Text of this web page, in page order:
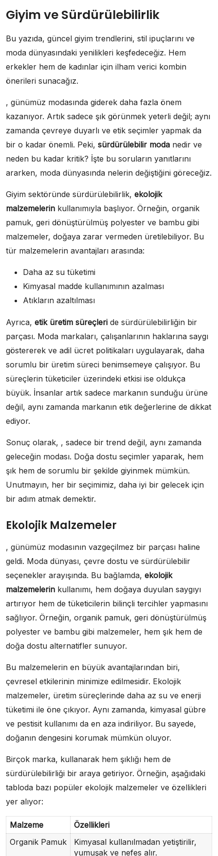
Giyim ve Sürdürülebilirlik
Bu yazıda, güncel giyim trendlerini, stil ipuçlarını ve
moda dünyasındaki yenilikleri keşfedeceğiz. Hem
erkekler hem de kadınlar için ilham verici kombin
önerileri sunacağız.
, günümüz modasında giderek daha fazla önem
kazanıyor. Artık sadece şık görünmek yeterli değil; aynı
zamanda çevreye duyarlı ve etik seçimler yapmak da
bir o kadar önemli. Peki, sürdürülebilir moda nedir ve
neden bu kadar kritik? İşte bu soruların yanıtlarını
ararken, moda dünyasında nelerin değiştiğini göreceğiz.
Giyim sektöründe sürdürülebilirlik, ekolojik
malzemelerin kullanımıyla başlıyor. Örneğin, organik
pamuk, geri dönüştürülmüş polyester ve bambu gibi
malzemeler, doğaya zarar vermeden üretilebiliyor. Bu
tür malzemelerin avantajları arasında:
Daha az su tüketimi
Kimyasal madde kullanımının azalması
Atıkların azaltılması
Ayrıca, etik üretim süreçleri de sürdürülebilirliğin bir
parçası. Moda markaları, çalışanlarının haklarına saygı
göstererek ve adil ücret politikaları uygulayarak, daha
sorumlu bir üretim süreci benimsemeye çalışıyor. Bu
süreçlerin tüketiciler üzerindeki etkisi ise oldukça
büyük. İnsanlar artık sadece markanın sunduğu ürüne
değil, aynı zamanda markanın etik değerlerine de dikkat
ediyor.
Sonuç olarak, , sadece bir trend değil, aynı zamanda
geleceğin modası. Doğa dostu seçimler yaparak, hem
şık hem de sorumlu bir şekilde giyinmek mümkün.
Unutmayın, her bir seçimimiz, daha iyi bir gelecek için
bir adım atmak demektir.
Ekolojik Malzemeler
, günümüz modasının vazgeçilmez bir parçası haline
geldi. Moda dünyası, çevre dostu ve sürdürülebilir
seçenekler arayışında. Bu bağlamda, ekolojik
malzemelerin kullanımı, hem doğaya duyulan saygıyı
artırıyor hem de tüketicilerin bilinçli tercihler yapmasını
sağlıyor. Örneğin, organik pamuk, geri dönüştürülmüş
polyester ve bambu gibi malzemeler, hem şık hem de
doğa dostu alternatifler sunuyor.
Bu malzemelerin en büyük avantajlarından biri,
çevresel etkilerinin minimize edilmesidir. Ekolojik
malzemeler, üretim süreçlerinde daha az su ve enerji
tüketimi ile öne çıkıyor. Aynı zamanda, kimyasal gübre
ve pestisit kullanımı da en aza indiriliyor. Bu sayede,
doğanın dengesini korumak mümkün oluyor.
Birçok marka, kullanarak hem şıklığı hem de
sürdürülebilirliği bir araya getiriyor. Örneğin, aşağıdaki
tabloda bazı popüler ekolojik malzemeler ve özellikleri
yer alıyor:
Malzeme
Özellikleri
Organik Pamuk
Kimyasal kullanılmadan yetiştirilir,
yumuşak ve nefes alır.